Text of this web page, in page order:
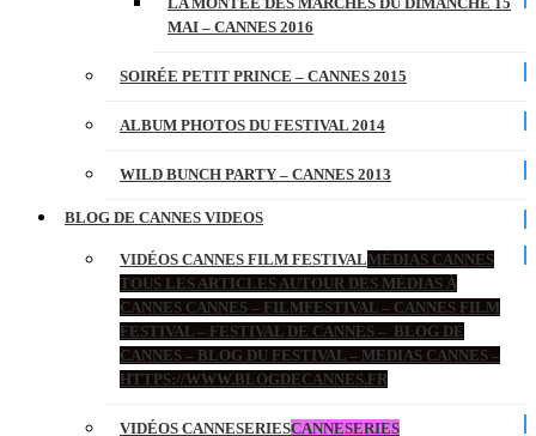
MAI – CANNES 2016
SOIRÉE PETIT PRINCE – CANNES 2015
ALBUM PHOTOS DU FESTIVAL 2014
WILD BUNCH PARTY – CANNES 2013
BLOG DE CANNES VIDEOS
VIDÉOS CANNES FILM FESTIVALMÉDIAS CANNES
TOUS LES ARTICLES AUTOUR DES MÉDIAS À
CANNES CANNES – FILMFESTIVAL – CANNES FILM
FESTIVAL – FESTIVAL DE CANNES – BLOG DE
CANNES – BLOG DU FESTIVAL – MEDIAS CANNES –
HTTPS://WWW.BLOGDECANNES.FR
VIDÉOS CANNESERIESCANNESERIES